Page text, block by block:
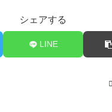
シェアする
LINE